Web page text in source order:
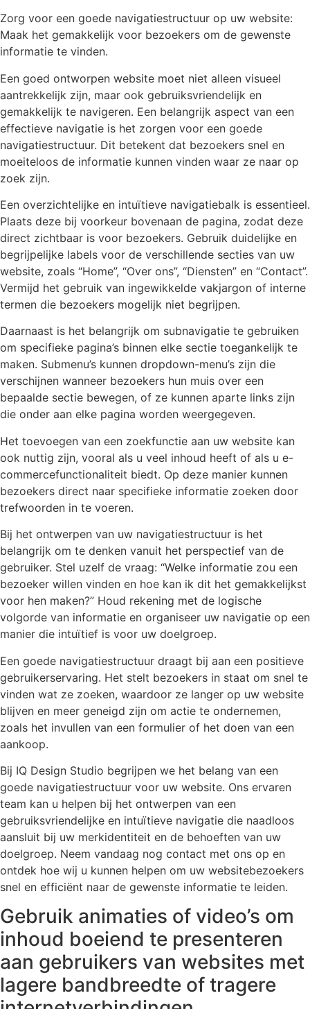
Zorg voor een goede navigatiestructuur op uw website:
Maak het gemakkelijk voor bezoekers om de gewenste
informatie te vinden.
Een goed ontworpen website moet niet alleen visueel
aantrekkelijk zijn, maar ook gebruiksvriendelijk en
gemakkelijk te navigeren. Een belangrijk aspect van een
effectieve navigatie is het zorgen voor een goede
navigatiestructuur. Dit betekent dat bezoekers snel en
moeiteloos de informatie kunnen vinden waar ze naar op
zoek zijn.
Een overzichtelijke en intuïtieve navigatiebalk is essentieel.
Plaats deze bij voorkeur bovenaan de pagina, zodat deze
direct zichtbaar is voor bezoekers. Gebruik duidelijke en
begrijpelijke labels voor de verschillende secties van uw
website, zoals “Home”, “Over ons”, “Diensten” en “Contact”.
Vermijd het gebruik van ingewikkelde vakjargon of interne
termen die bezoekers mogelijk niet begrijpen.
Daarnaast is het belangrijk om subnavigatie te gebruiken
om specifieke pagina’s binnen elke sectie toegankelijk te
maken. Submenu’s kunnen dropdown-menu’s zijn die
verschijnen wanneer bezoekers hun muis over een
bepaalde sectie bewegen, of ze kunnen aparte links zijn
die onder aan elke pagina worden weergegeven.
Het toevoegen van een zoekfunctie aan uw website kan
ook nuttig zijn, vooral als u veel inhoud heeft of als u e-
commercefunctionaliteit biedt. Op deze manier kunnen
bezoekers direct naar specifieke informatie zoeken door
trefwoorden in te voeren.
Bij het ontwerpen van uw navigatiestructuur is het
belangrijk om te denken vanuit het perspectief van de
gebruiker. Stel uzelf de vraag: “Welke informatie zou een
bezoeker willen vinden en hoe kan ik dit het gemakkelijkst
voor hen maken?” Houd rekening met de logische
volgorde van informatie en organiseer uw navigatie op een
manier die intuïtief is voor uw doelgroep.
Een goede navigatiestructuur draagt bij aan een positieve
gebruikerservaring. Het stelt bezoekers in staat om snel te
vinden wat ze zoeken, waardoor ze langer op uw website
blijven en meer geneigd zijn om actie te ondernemen,
zoals het invullen van een formulier of het doen van een
aankoop.
Bij IQ Design Studio begrijpen we het belang van een
goede navigatiestructuur voor uw website. Ons ervaren
team kan u helpen bij het ontwerpen van een
gebruiksvriendelijke en intuïtieve navigatie die naadloos
aansluit bij uw merkidentiteit en de behoeften van uw
doelgroep. Neem vandaag nog contact met ons op en
ontdek hoe wij u kunnen helpen om uw websitebezoekers
snel en efficiënt naar de gewenste informatie te leiden.
Gebruik animaties of video’s om
inhoud boeiend te presenteren
aan gebruikers van websites met
lagere bandbreedte of tragere